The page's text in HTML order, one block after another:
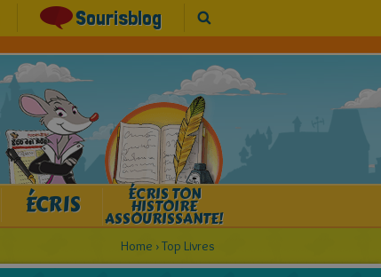
Sourisblog
ÉCRIS ÉCRIS TON
HISTOIRE
ASSOURISSANTE!
Home ›Top Livres